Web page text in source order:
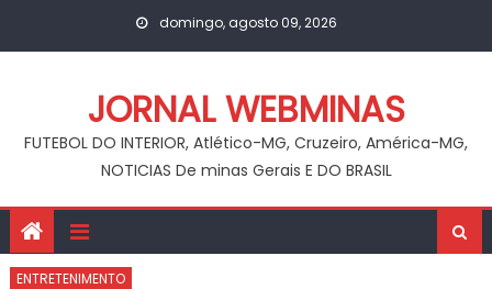
domingo, agosto 09, 2026
JORNAL WEBMINAS
FUTEBOL DO INTERIOR, Atlético-MG, Cruzeiro, América-MG,
NOTICIAS De minas Gerais E DO BRASIL
ENTRETENIMENTO